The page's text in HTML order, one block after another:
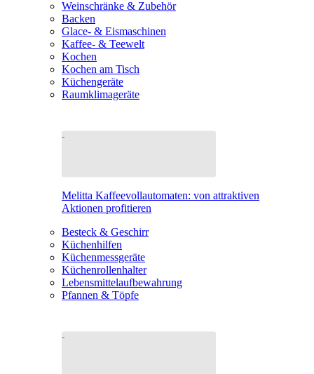
Weinschränke & Zubehör
Backen
Glace- & Eismaschinen
Kaffee- & Teewelt
Kochen
Kochen am Tisch
Küchengeräte
Raumklimageräte
Melitta Kaffeevollautomaten: von attraktiven
Aktionen profitieren
Besteck & Geschirr
Küchenhilfen
Küchenmessgeräte
Küchenrollenhalter
Lebensmittelaufbewahrung
Pfannen & Töpfe